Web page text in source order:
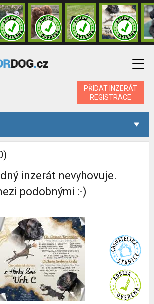
PŘIDAT INZERÁT
REGISTRACE
inzerát nevyhovuje.
podobnými :-)